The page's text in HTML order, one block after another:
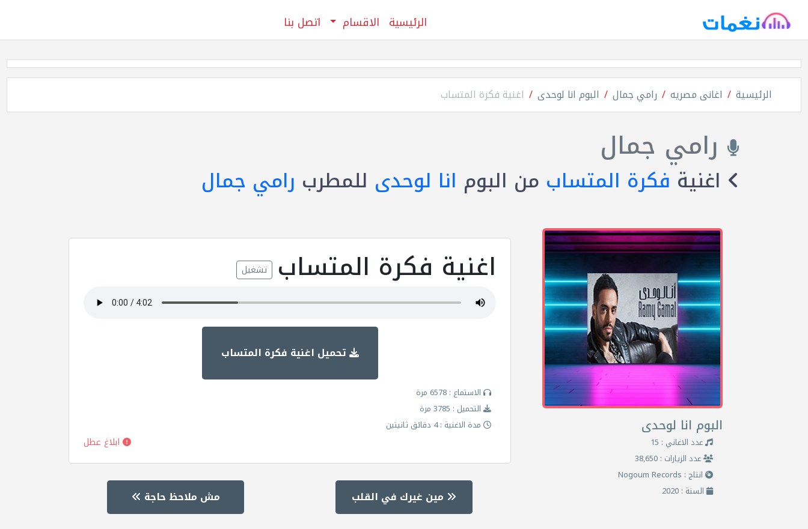
الرئيسية الاقسام اتصل بنا
الرئيسية اغانى مصريه رامي جمال البوم انا لوحدى اغنية فكرة المتساب
رامي جمال
اغنية فكرة المتساب من البوم انا لوحدى للمطرب رامي جمال
البوم انا لوحدى
عدد الاغاني : 15
عدد الزيارات : 38,650
انتاج : Nogoum Records
السنة : 2020
اغنية فكرة المتساب تشغيل
تحميل اغنية فكرة المتساب
الاستماع : 6578 مرة
التحميل : 3785 مرة
مدة الاغنية : 4 دقائق ثانيتين
ابلاغ عطل
مين غيرك في القلب مش ملاحظ حاجة